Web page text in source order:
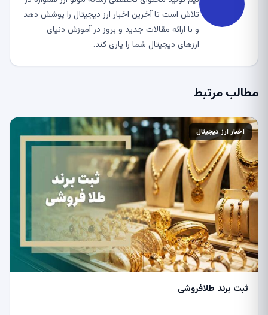
تلاش است تا آخرین اخبار ارز دیجیتال را پوشش دهد
و با ارائه مقالات جدید و بروز در آموزش دنیای
ارزهای دیجیتال شما را یاری کند.
مطالب مرتبط
اخبار ارز دیجیتال
ثبت برند طلافروشی